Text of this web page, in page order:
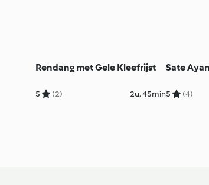
Rendang met Gele Kleefrijst
5 (2) 2u. 45min
Sate
5 (4)